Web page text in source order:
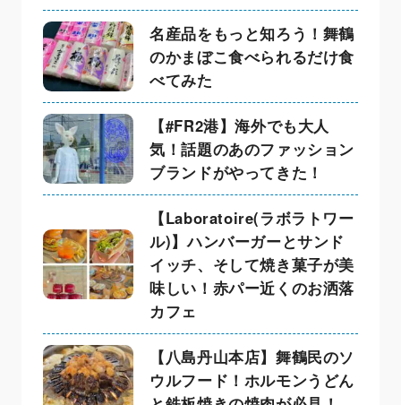
名産品をもっと知ろう！舞鶴
のかまぼこ食べられるだけ食
べてみた
【#FR2港】海外でも大人
気！話題のあのファッション
ブランドがやってきた！
【Laboratoire(ラボラトワー
ル)】ハンバーガーとサンド
イッチ、そして焼き菓子が美
味しい！赤パー近くのお洒落
カフェ
【八島丹山本店】舞鶴民のソ
ウルフード！ホルモンうどん